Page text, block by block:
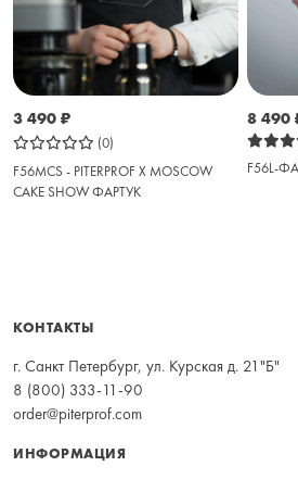
3 490 ₽
(0)
F56MCS - PITERPROF X MOSCOW
CAKE SHOW ФАРТУК
8 490
F56L-
КОНТАКТЫ
г. Санкт Петербург, ул. Курская д. 21"Б"
8 (800) 333-11-90
order@piterprof.com
ИНФОРМАЦИЯ